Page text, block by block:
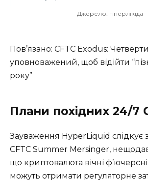
Джерело: гіперлікіда
Пов’язано: CFTC Exodus:
уповноважений, щоб відійти
року”
Плани похідних 24/7
Зауваження HyperLiquid слідкує
CFTC Summer Mersinger,
що криптовалюта вічні
можуть отримати регуляторне